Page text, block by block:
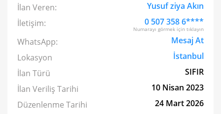
İlan Veren:
Yusuf ziya Akın
İletişim:
0 507 358 6****
Numarayı görmek için tıklayın
WhatsApp:
Mesaj At
Lokasyon
İstanbul
İlan Türü
SIFIR
İlan Veriliş Tarihi
10 Nisan 2023
Düzenlenme Tarihi
24 Mart 2026